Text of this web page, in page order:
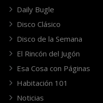
Daily Bugle
Disco Clásico
Disco de la Semana
El Rincón del Jugón
Esa Cosa con Páginas
Habitación 101
Noticias